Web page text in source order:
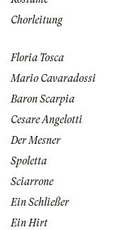
Chorleitung
Floria Tosca
Mario Cavaradossi
Baron Scarpia
Cesare Angelotti
Der Mesner
Spoletta
Sciarrone
Ein Schließer
Ein Hirt